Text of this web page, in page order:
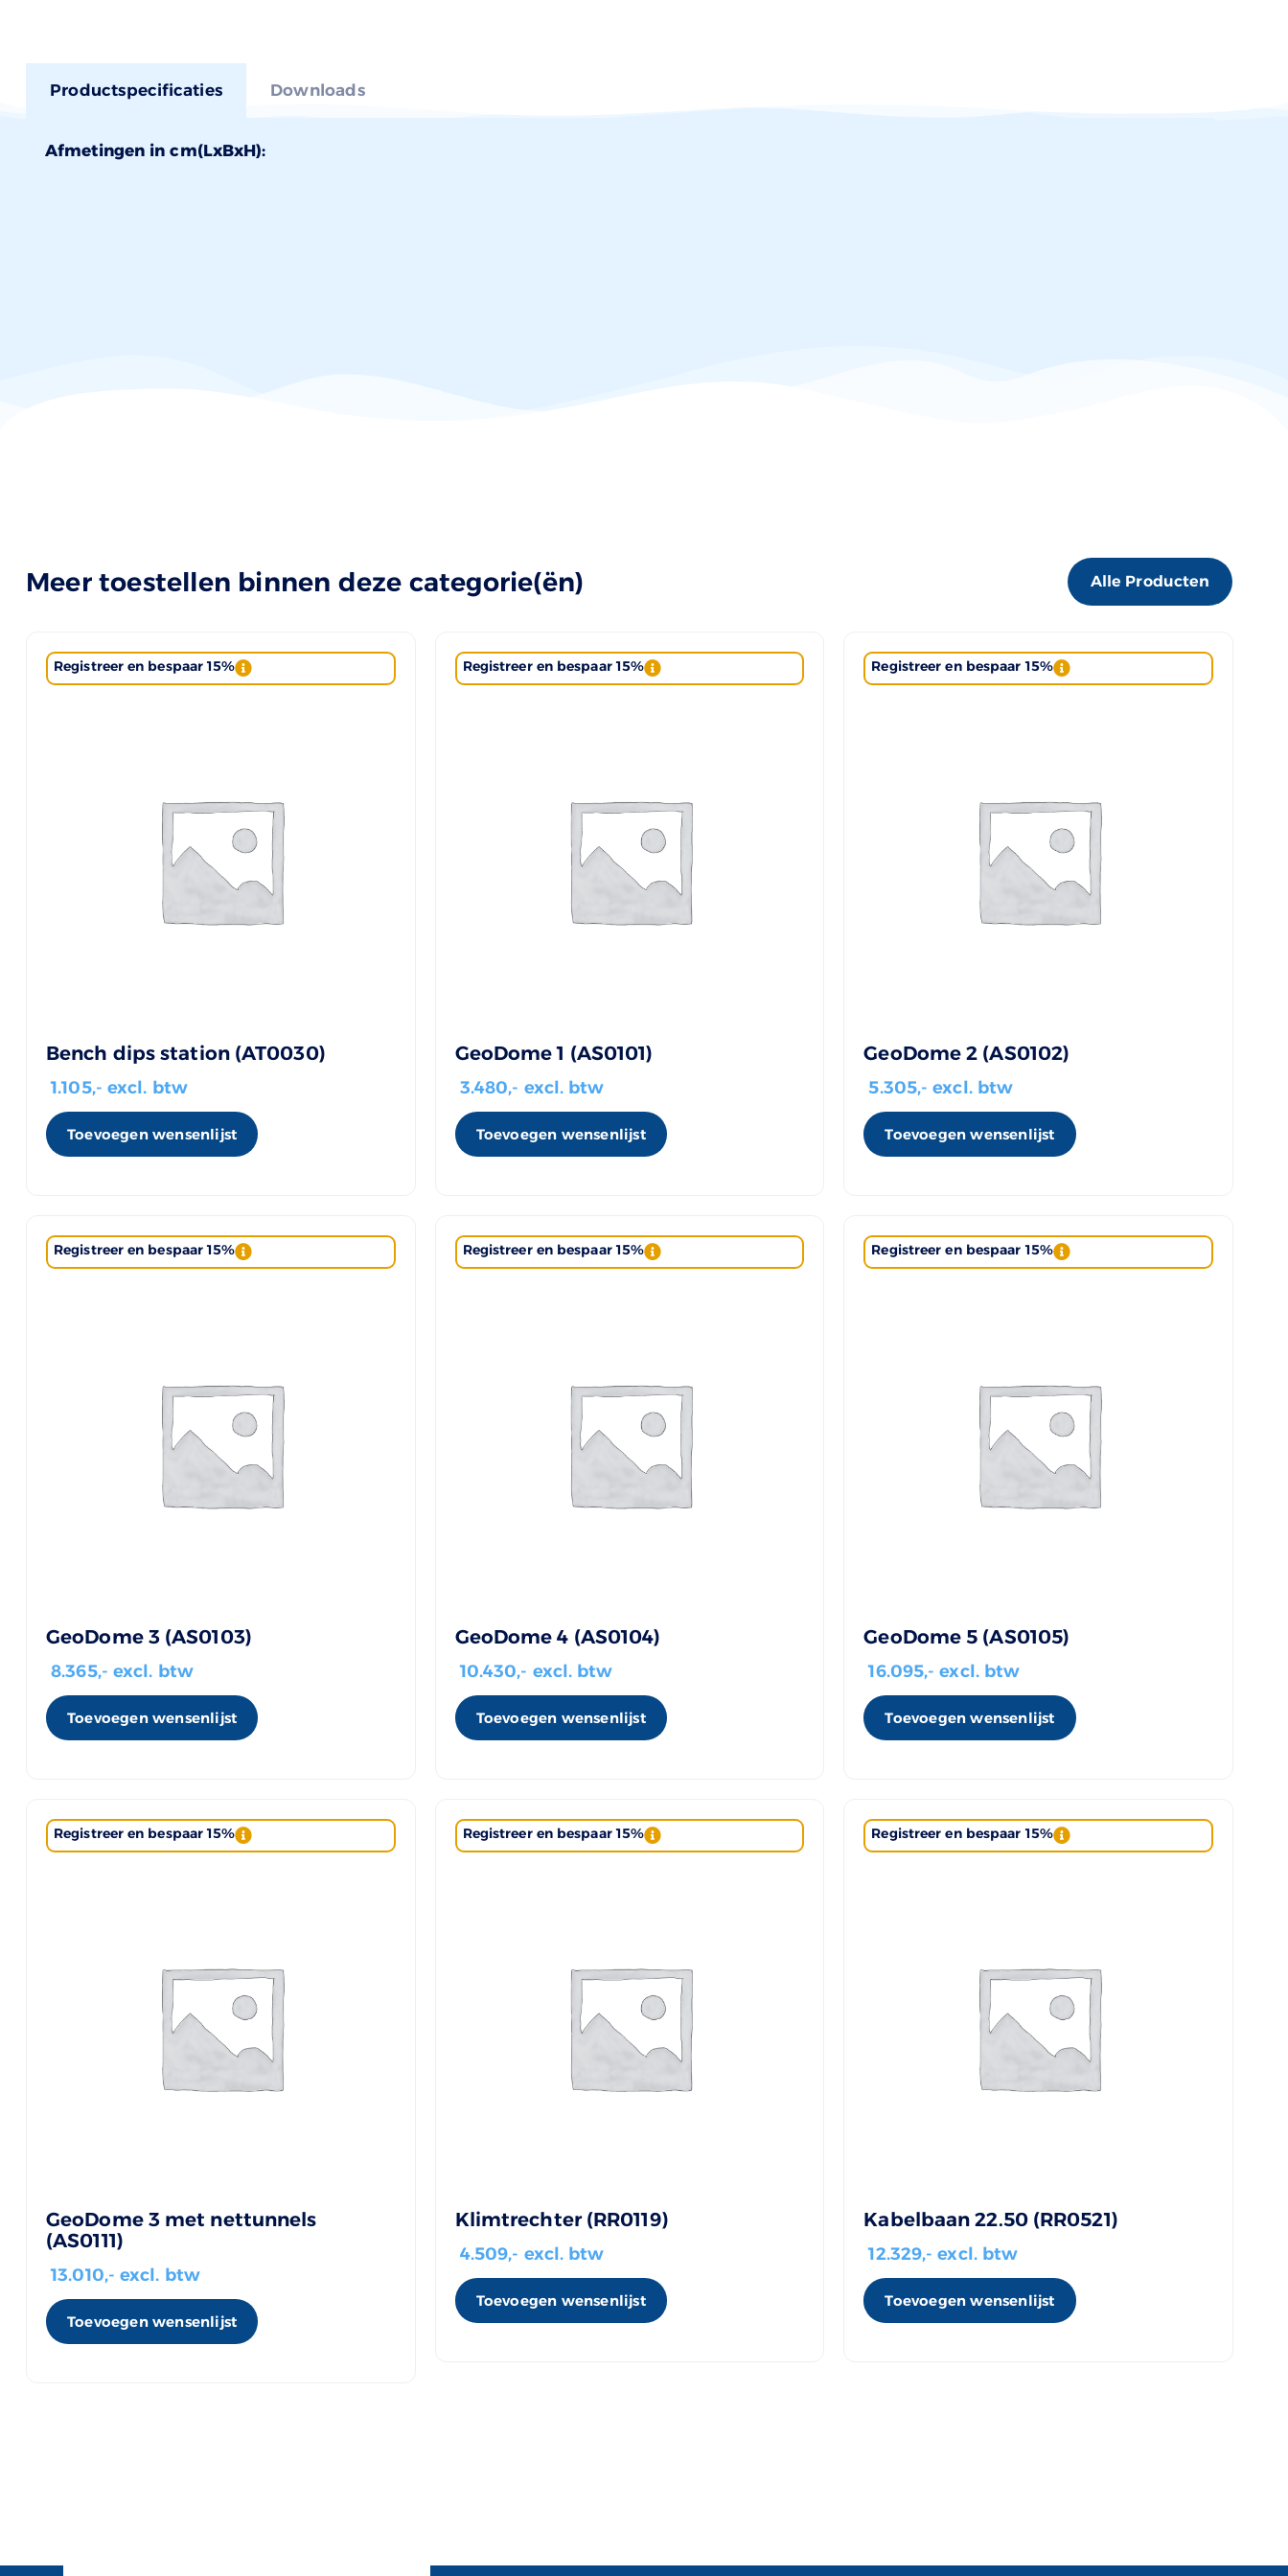
Productspecificaties Downloads
Afmetingen in cm(LxBxH):
Meer toestellen binnen deze categorie(ën) Alle Producten
Registreer en bespaar 15%
Bench dips station (AT0030)
1.105,- excl. btw
Toevoegen wensenlijst
Registreer en bespaar 15%
GeoDome 1 (AS0101)
3.480,- excl. btw
Toevoegen wensenlijst
Registreer en bespaar 15%
GeoDome 2 (AS0102)
5.305,- excl. btw
Toevoegen wensenlijst
Registreer en bespaar 15%
GeoDome 3 (AS0103)
8.365,- excl. btw
Toevoegen wensenlijst
Registreer en bespaar 15%
GeoDome 4 (AS0104)
10.430,- excl. btw
Toevoegen wensenlijst
Registreer en bespaar 15%
GeoDome 5 (AS0105)
16.095,- excl. btw
Toevoegen wensenlijst
Registreer en bespaar 15%
GeoDome 3 met nettunnels
(AS0111)
13.010,- excl. btw
Toevoegen wensenlijst
Registreer en bespaar 15%
Klimtrechter (RR0119)
4.509,- excl. btw
Toevoegen wensenlijst
Registreer en bespaar 15%
Kabelbaan 22.50 (RR0521)
12.329,- excl. btw
Toevoegen wensenlijst